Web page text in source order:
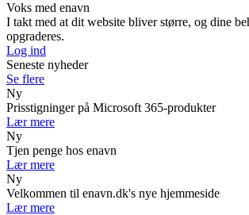
Voks med enavn
I takt med at dit website bliver større, og dine
opgraderes.
Log ind
Seneste nyheder
Se flere
Ny
Prisstigninger på Microsoft 365-produkter
Lær mere
Ny
Tjen penge hos enavn
Lær mere
Ny
Velkommen til enavn.dk's nye hjemmeside
Lær mere